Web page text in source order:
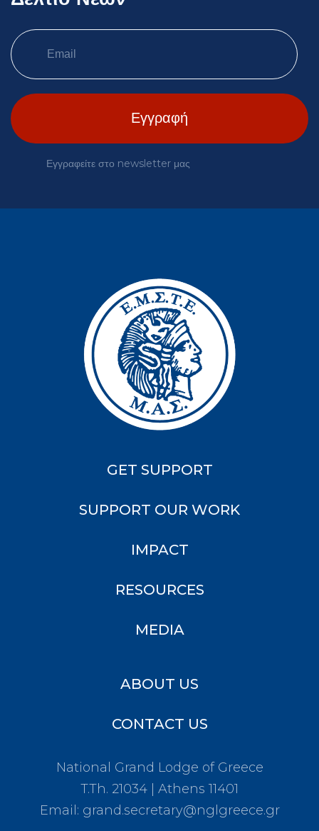
Εγγραφείτε στο newsletter μας
GET SUPPORT
SUPPORT OUR WORK
IMPACT
RESOURCES
MEDIA
ABOUT US
CONTACT US
National Grand Lodge of Greece
T.Th. 21034 | Athens 11401
Email: grand.secretary@nglgreece.gr